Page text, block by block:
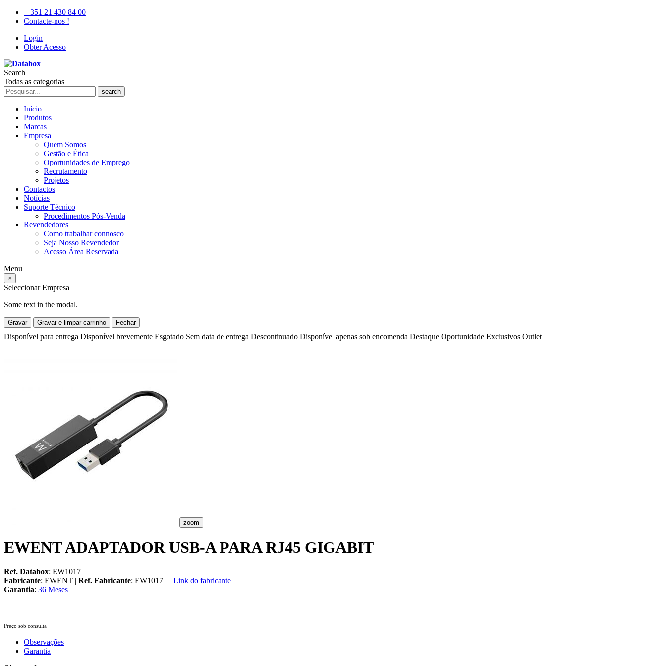
+ 351 21 430 84 00
Contacte-nos !
Login
Obter Acesso
Search
Todas as categorias
search
Início
Produtos
Marcas
Empresa
Quem Somos
Gestão e Ética
Oportunidades de Emprego
Recrutamento
Projetos
Contactos
Notícias
Suporte Técnico
Procedimentos Pós-Venda
Revendedores
Como trabalhar connosco
Seja Nosso Revendedor
Acesso Área Reservada
Menu
×
Seleccionar Empresa
Some text in the modal.
Gravar Gravar e limpar carrinho Fechar
Disponível para entrega Disponível brevemente Esgotado Sem data de entrega Descontinuado Disponível apenas sob encomenda Destaque Oportunidade Exclusivos Outlet
zoom
EWENT ADAPTADOR USB-A PARA RJ45 GIGABIT
Ref. Databox: EW1017
Fabricante: EWENT | Ref. Fabricante: EW1017
Link do fabricante
Garantia: 36 Meses
Preço sob consulta
Observações
Garantia